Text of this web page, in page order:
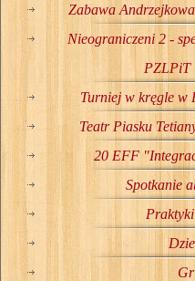
Zabawa
Nieograniczeni 2 -
PZLPiT
Turniej w kręgle w
Teatr Piasku
20 EFF
Spotkanie